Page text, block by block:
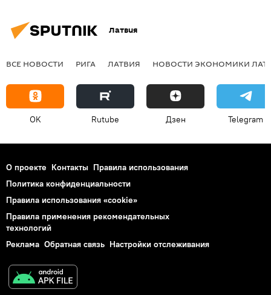
Латвия
ВСЕ НОВОСТИ РИГА ЛАТВИЯ НОВОСТИ ЭКОНОМИКИ
OK Rutube Дзен Telegram
О проекте Контакты Правила использования
Политика конфиденциальности
Правила использования «cookie»
Правила применения рекомендательных
технологий
Реклама Обратная связь Настройки отслеживания